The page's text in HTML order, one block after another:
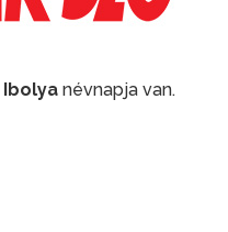
Ibolya névnapja van.